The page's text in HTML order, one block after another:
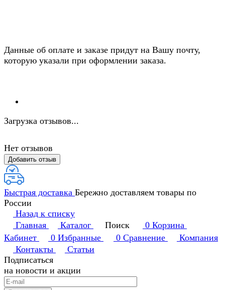
Данные об оплате и заказе придут на Вашу почту,
которую указали при оформлении заказа.
Загрузка отзывов...
Нет отзывов
Добавить отзыв
Быстрая доставка Бережно доставляем товары по
России
Назад к списку
Главная
Каталог Поиск 0 Корзина
Кабинет
0 Избранные 0 Сравнение
Компания
Контакты
Статьи
Подписаться
на новости и акции